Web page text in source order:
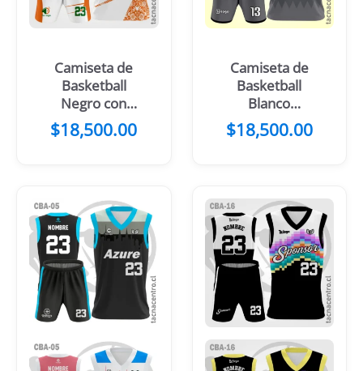
Camiseta de
Basketball
Negro con
Mangas Verdes
$18,500.00
Camiseta de
Basketball
Blanco
Turquesa
Negro
$18,500.00